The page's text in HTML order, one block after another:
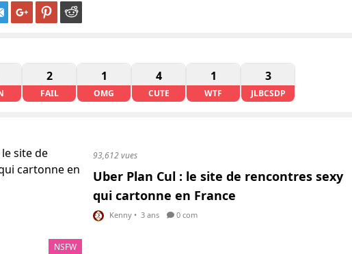
2
FAIL
1
OMG
4
CUTE
1
WTF
3
JLBCSDP
NSFW
93,612 vues
Uber Plan Cul : le site de rencontres sexy
qui cartonne en France
Kenny • 3 ans 0 com